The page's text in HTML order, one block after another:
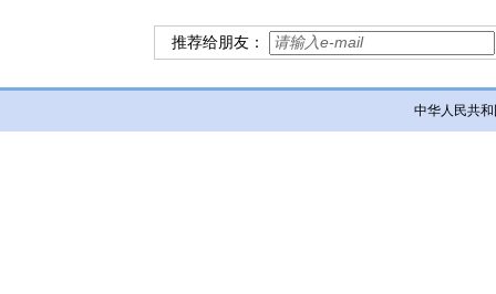
推荐给朋友：
中华人民共